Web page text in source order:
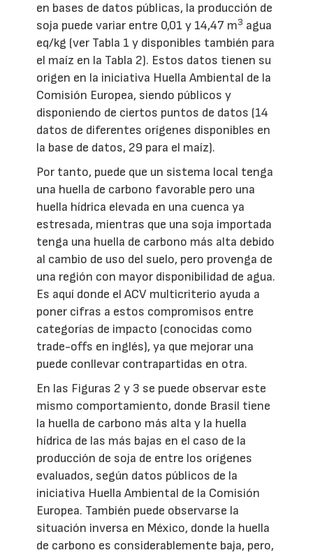
en bases de datos públicas, la producción de
soja puede variar entre 0,01 y 14,47 m3 agua
eq/kg (ver Tabla 1 y disponibles también para
el maíz en la Tabla 2). Estos datos tienen su
origen en la iniciativa Huella Ambiental de la
Comisión Europea, siendo públicos y
disponiendo de ciertos puntos de datos (14
datos de diferentes orígenes disponibles en
la base de datos, 29 para el maíz).
Por tanto, puede que un sistema local tenga
una huella de carbono favorable pero una
huella hídrica elevada en una cuenca ya
estresada, mientras que una soja importada
tenga una huella de carbono más alta debido
al cambio de uso del suelo, pero provenga de
una región con mayor disponibilidad de agua.
Es aquí donde el ACV multicriterio ayuda a
poner cifras a estos compromisos entre
categorías de impacto (conocidas como
trade-offs en inglés), ya que mejorar una
puede conllevar contrapartidas en otra.
En las Figuras 2 y 3 se puede observar este
mismo comportamiento, donde Brasil tiene
la huella de carbono más alta y la huella
hídrica de las más bajas en el caso de la
producción de soja de entre los orígenes
evaluados, según datos públicos de la
iniciativa Huella Ambiental de la Comisión
Europea. También puede observarse la
situación inversa en México, donde la huella
de carbono es considerablemente baja, pero,